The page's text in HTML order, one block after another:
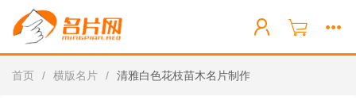
首页 / 横版名片 / 清雅白色花枝苗木名片制作